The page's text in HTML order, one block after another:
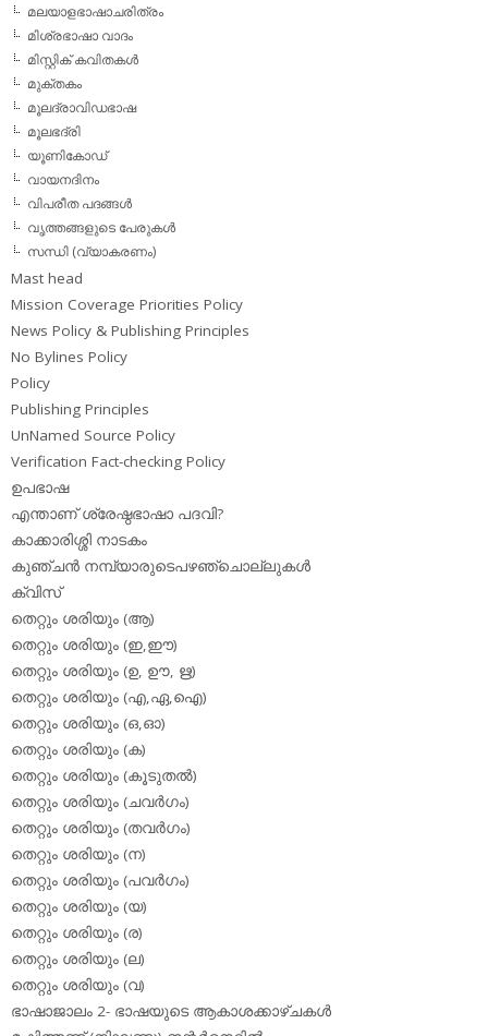
മലയാളഭാഷാചരിത്രം
മിശ്രഭാഷാ വാദം
മിസ്റ്റിക് കവിതകള്‍
മുക്തകം
മൂലദ്രാവിഡഭാഷ
മൂലഭദ്രി
യൂണികോഡ്
വായനദിനം
വിപരീത പദങ്ങള്‍
വൃത്തങ്ങളുടെ പേരുകള്‍
സന്ധി (വ്യാകരണം)
Mast head
Mission Coverage Priorities Policy
News Policy & Publishing Principles
No Bylines Policy
Policy
Publishing Principles
UnNamed Source Policy
Verification Fact-checking Policy
ഉപഭാഷ
എന്താണ് ശ്രേഷ്ഠഭാഷാ പദവി?
കാക്കാരിശ്ശി നാടകം
കുഞ്ചന്‍ നമ്പ്യാരുടെപഴഞ്ചൊല്ലുകള്‍
ക്വിസ്
തെറ്റും ശരിയും (ആ)
തെറ്റും ശരിയും (ഇ,ഈ)
തെറ്റും ശരിയും (ഉ, ഊ, ഋ)
തെറ്റും ശരിയും (എ,ഏ,ഐ)
തെറ്റും ശരിയും (ഒ,ഓ)
തെറ്റും ശരിയും (ക)
തെറ്റും ശരിയും (കൂടുതല്‍)
തെറ്റും ശരിയും (ചവര്‍ഗം)
തെറ്റും ശരിയും (തവര്‍ഗം)
തെറ്റും ശരിയും (ന)
തെറ്റും ശരിയും (പവര്‍ഗം)
തെറ്റും ശരിയും (യ)
തെറ്റും ശരിയും (ര)
തെറ്റും ശരിയും (ല)
തെറ്റും ശരിയും (വ)
ഭാഷാജാലം 2- ഭാഷയുടെ ആകാശക്കാഴ്ചകള്‍